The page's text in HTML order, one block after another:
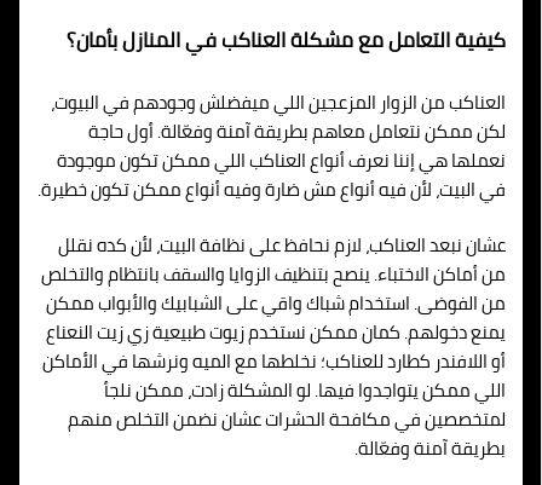
كيفية التعامل مع مشكلة العناكب في المنازل بأمان؟
العناكب من الزوار المزعجين اللي ميفضلش وجودهم في البيوت،
لكن ممكن نتعامل معاهم بطريقة آمنة وفعّالة. أول حاجة
نعملها هي إننا نعرف أنواع العناكب اللي ممكن تكون موجودة
في البيت، لأن فيه أنواع مش ضارة وفيه أنواع ممكن تكون خطيرة.
عشان نبعد العناكب، لازم نحافظ على نظافة البيت، لأن كده نقلل
من أماكن الاختباء. ينصح بتنظيف الزوايا والسقف بانتظام والتخلص
من الفوضى. استخدام شباك واقي على الشبابيك والأبواب ممكن
يمنع دخولهم. كمان ممكن نستخدم زيوت طبيعية زي زيت النعناع
أو اللافندر كطارد للعناكب؛ نخلطها مع الميه ونرشها في الأماكن
اللي ممكن يتواجدوا فيها. لو المشكلة زادت، ممكن نلجأ
لمتخصصين في مكافحة الحشرات عشان نضمن التخلص منهم
بطريقة آمنة وفعّالة.